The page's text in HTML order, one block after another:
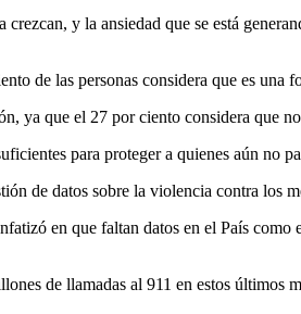
y la ansiedad que se está
de las personas considera que es una
ya que el 27 por ciento considera que
para proteger a quienes aún no
de datos sobre la violencia contra los
en que faltan datos en el País como
de llamadas al 911 en estos últimos